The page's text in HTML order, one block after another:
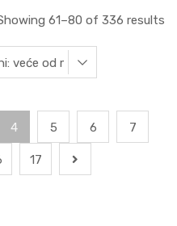
61–80 of 336 results
4 5 6 7
17